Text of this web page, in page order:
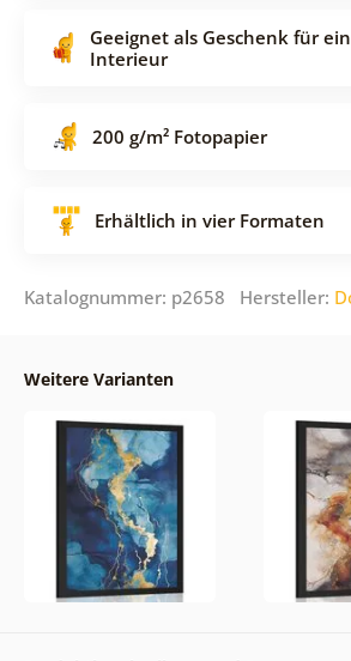
Geeignet als Geschenk für
Interieur
200 g/m² Fotopapier
Erhältlich in vier Formaten
Katalognummer: p2658 Hersteller:
Weitere Varianten